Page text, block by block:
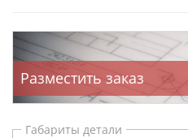
Разместить заказ
Габариты детали